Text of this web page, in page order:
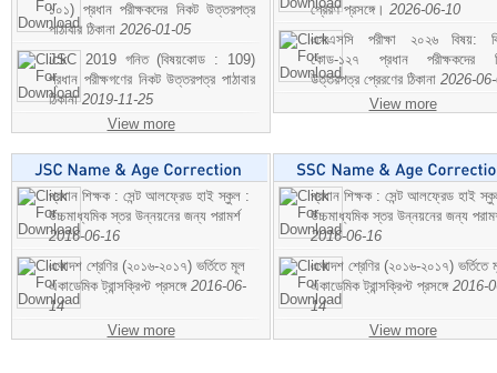
১০১) প্রধান পরীক্ষকদের নিকট উত্তরপত্র
পাঠাবার ঠিকানা 2026-01-05
JSC 2019 গনিত (বিষয়কোড : 109)
প্রধান পরীক্ষগণের নিকট উত্তরপত্র পাঠাবার
ঠিকানা2019-11-25
View more
প্রেরণ প্রসঙ্গে। 2026-06-10
এসএসসি পরীক্ষা ২০২৬ বিষয়:
কোড-১২৭ প্রধান পরীক্ষকদের
উত্তরপত্র প্রেরণের ঠিকানা 2026-
View more
প্রধান শিক্ষক : সেন্ট আলফ্রেড হাই স্কুল :
উচ্চমাধ্যমিক স্তর উন্নয়নের জন্য পরামর্শ
2016-06-16
একাদশ শ্রেণির (২০১৬-২০১৭) ভর্তিতে মূল
একাডেমিক ট্রান্সক্রিপ্ট প্রসঙ্গে 2016-06-
14
View more
প্রধান শিক্ষক : সেন্ট আলফ্রেড হাই
উচ্চমাধ্যমিক স্তর উন্নয়নের জন্য
2016-06-16
একাদশ শ্রেণির (২০১৬-২০১৭) ভর্তিতে
একাডেমিক ট্রান্সক্রিপ্ট প্রসঙ্গে 2016-
14
View more